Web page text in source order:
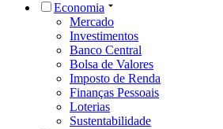
Economia
Mercado
Investimentos
Banco Central
Bolsa de Valores
Imposto de Renda
Finanças Pessoais
Loterias
Sustentabilidade